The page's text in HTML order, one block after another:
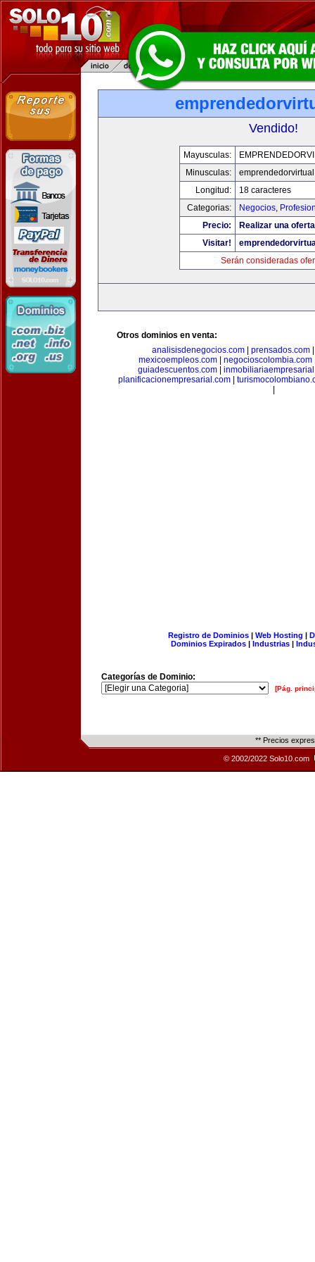
Vendido!
Mayusculas:
Minusculas:
Longitud:
18 caracteres
Categorias:
Negocios,
Precio:
Realizar una
Visitar!
Serán consideradas
Otros dominios en venta:
analisisdenegocios.com
prensados.com
mexicoempleos.com
negocioscolombia.com
guiadescuentos.com
planificacionempresarial.com
Registro de Dominios| Web Hosting |
Dominios Expirados | Industrias |
Categorías de Dominio:
[Pág.
** Precios
© 2002/2022 Solo10.com